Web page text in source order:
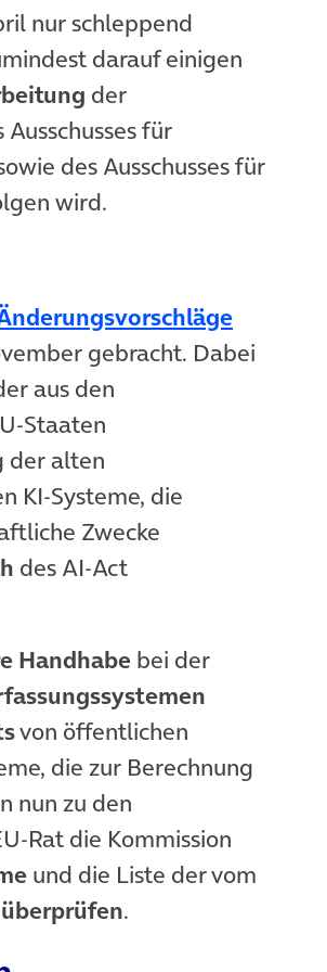
nur schleppend
darauf einigen
der
für
des Ausschusses für
wird.
(öffnet
gebracht. Dabei
aus den
Staaten
der alten
KI-Systeme, die
Zwecke
des AI-Act
Handhabe bei der
von öffentlichen
die zur Berechnung
nun zu den
Rat die Kommission
und die Liste der vom
überprüfen.